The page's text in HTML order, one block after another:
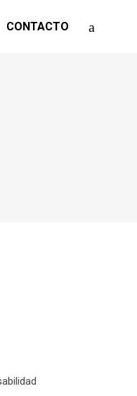
CONTACTO